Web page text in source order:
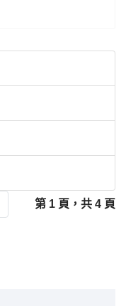
第 1 頁，共 4 頁